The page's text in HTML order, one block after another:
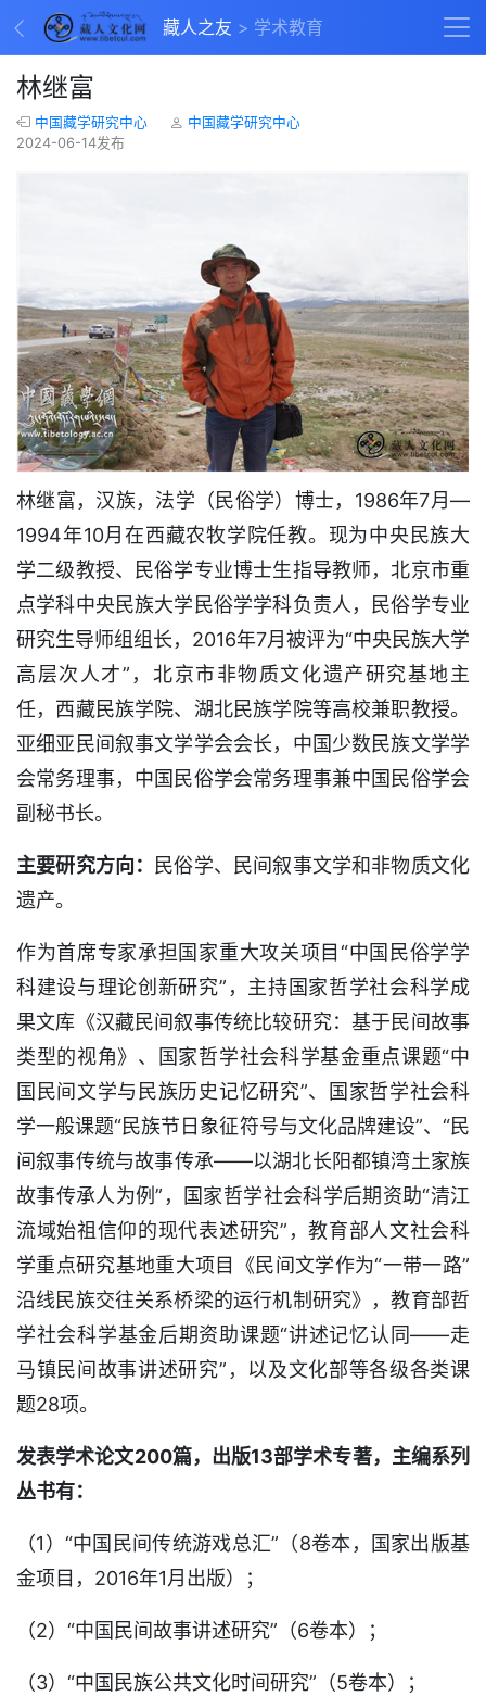
藏人之友 学术教育
林继富
中国藏学研究中心
中国藏学研究中心
2024-06-14发布
林继富，汉族，法学（民俗学）博士，1986年7月—
1994年10月在西藏农牧学院任教。现为中央民族大
学二级教授、民俗学专业博士生指导教师，北京市重
点学科中央民族大学民俗学学科负责人，民俗学专业
研究生导师组组长，2016年7月被评为“中央民族大学
高层次人才”，北京市非物质文化遗产研究基地主
任，西藏民族学院、湖北民族学院等高校兼职教授。
亚细亚民间叙事文学学会会长，中国少数民族文学学
会常务理事，中国民俗学会常务理事兼中国民俗学会
副秘书长。
主要研究方向：
民俗学、民间叙事文学和非物质文化
遗产。
作为首席专家承担国家重大攻关项目“中国民俗学学
科建设与理论创新研究”，主持国家哲学社会科学成
果文库《汉藏民间叙事传统比较研究：基于民间故事
类型的视角》、国家哲学社会科学基金重点课题“中
国民间文学与民族历史记忆研究”、国家哲学社会科
学一般课题“民族节日象征符号与文化品牌建设”、“民
间叙事传统与故事传承——以湖北长阳都镇湾土家族
故事传承人为例”，国家哲学社会科学后期资助“清江
流域始祖信仰的现代表述研究”，教育部人文社会科
学重点研究基地重大项目《民间文学作为“一带一路”
沿线民族交往关系桥梁的运行机制研究》，教育部哲
学社会科学基金后期资助课题“讲述记忆认同——走
马镇民间故事讲述研究”，以及文化部等各级各类课
题28项。
发表学术论文200篇，出版13部学术专著，主编系列
丛书有：
（1）“中国民间传统游戏总汇”（8卷本，国家出版基
金项目，2016年1月出版）；
（2）“中国民间故事讲述研究”（6卷本）；
（3）“中国民族公共文化时间研究”（5卷本）；